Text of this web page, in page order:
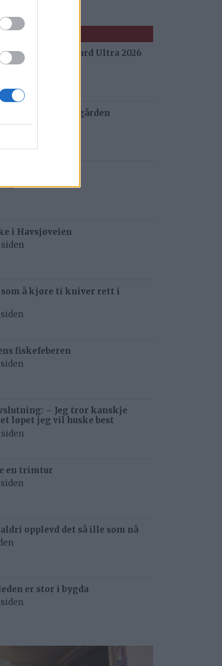
fra Stuggu Backyard Ultra 2026
siden
og tau redder de gården
Gauldalen
i Havsjøveien
som å kjøre ti kniver rett i
fiskefeberen
– Jeg tror kanskje
løpet jeg vil huske best
en trimtur
aldri opplevd det så ille som nå
er stor i bygda